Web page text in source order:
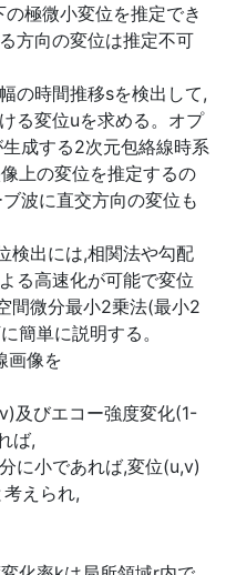
極微小変位を推定でき
方向の変位は推定不可
の時間推移sを検出して,
る変位uを求める。オプ
成する2次元包絡線時系
上の変位を推定するの
波に直交方向の変位も
検出には,相関法や勾配
る高速化が可能で変位
間微分最小2乗法(最小2
簡単に説明する。
画像を
及びエコー強度変化(1-
ば,
に小であれば,変位(u,v)
えられ,